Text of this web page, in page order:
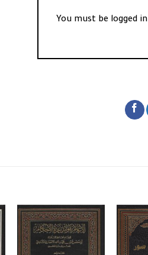
You must be logged in